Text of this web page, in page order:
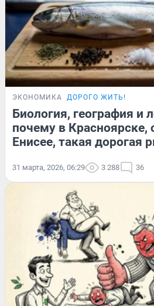
ЭКОНОМИКА ДОРОГО ЖИТЬ!
Биология, география и
почему в
Енисее, такая дорогая
31 марта, 2026, 06:29 3 288 36